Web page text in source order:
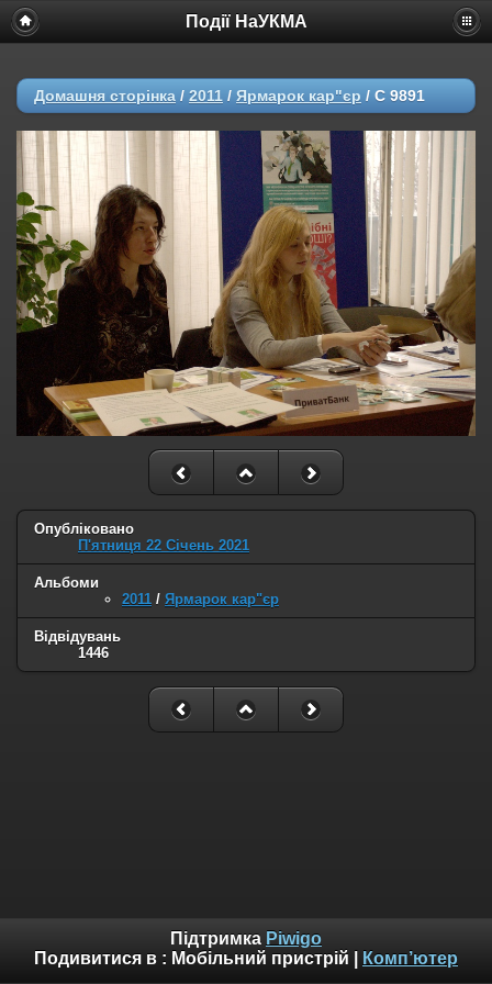
Події НаУКМА
Домашня сторінка / 2011 / Ярмарок кар"єр / C 9891
Опубліковано
П'ятниця 22 Січень 2021
Альбоми
2011 / Ярмарок кар"єр
Відвідувань
1446
Підтримка Piwigo
Подивитися в : Мобільний пристрій Комп’ютер